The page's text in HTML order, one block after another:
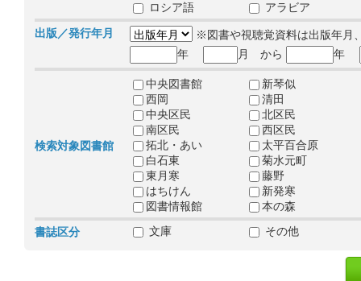
ロシア語
アラビア
出版／発行年月
※図書や視聴覚資料は出版年月
年
月 から 年
検索対象図書館
中央図書館
新琴似
西岡
清田
中央区民
北区民
南区民
西区民
拓北・あい
太平百合原
白石東
菊水元町
東月寒
藤野
はちけん
新発寒
図書情報館
本の森
書誌区分
文庫 その他